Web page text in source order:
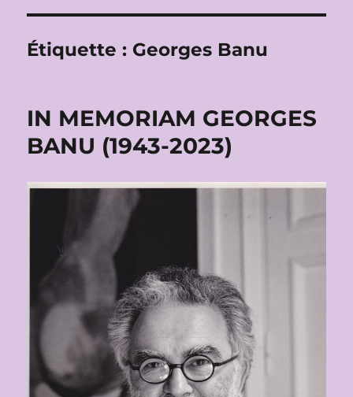
Étiquette : Georges Banu
IN MEMORIAM GEORGES
BANU (1943-2023)